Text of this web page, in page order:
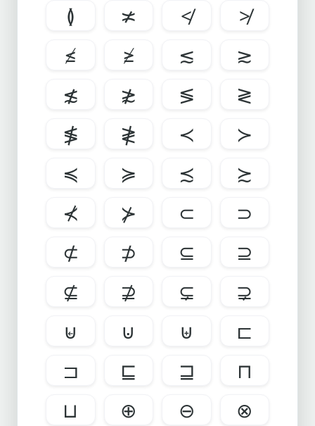
≬
≭ ≮
≯
≰
≱ ≲
≳
≴
≵ ≶
≷
≸
≹ ≺
≻
≼
≽ ≾
≿
⊀
⊁ ⊂
⊃
⊄
⊅ ⊆
⊇
⊈
⊉ ⊊
⊋
⊌
⊍ ⊎
⊏
⊐
⊑ ⊒
⊓
⊔
⊕ ⊖
⊗